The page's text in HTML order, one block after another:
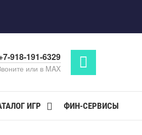
918-191-6329
или в MAX
ИГР ФИН-СЕРВИСЫ